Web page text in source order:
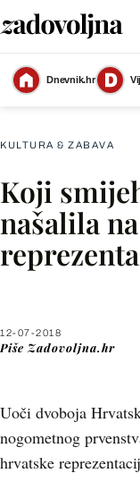
Dnevnik.hr
KULTURA & ZABAVA
Koji
našalila
12-07-2018
Piše Zadovoljna.hr
Uoči dvoboja
nogometnog
hrvatske
X